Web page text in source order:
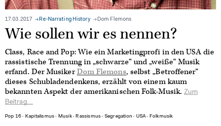
17.03.2017 Re-Narrating History Dom Flemons
Wie sollen wir es nennen?
Class, Race and Pop: Wie ein Marketingprofi in den USA die
rassistische Trennung in „schwarze“ und „weiße“ Musik
erfand. Der MusikerDom Flemons, selbst „Betroffener“
dieses Schubladendenkens, erzählt von einem kaum
bekannten Aspekt der amerikanischen Folk-Musik.Zum
Beitrag...
Pop 16 ∙ Kapitalismus ∙ Musik∙Rassismus ∙ Segregation ∙ USA∙ Folkmusik